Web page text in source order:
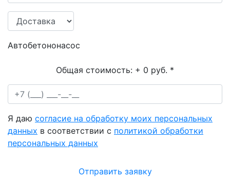
Автобетононасос
Общая стоимость: + 0 руб. *
Я даю согласие на обработку моих персональных
данных в соответствии с политикой обработки
персональных данных
Отправить заявку